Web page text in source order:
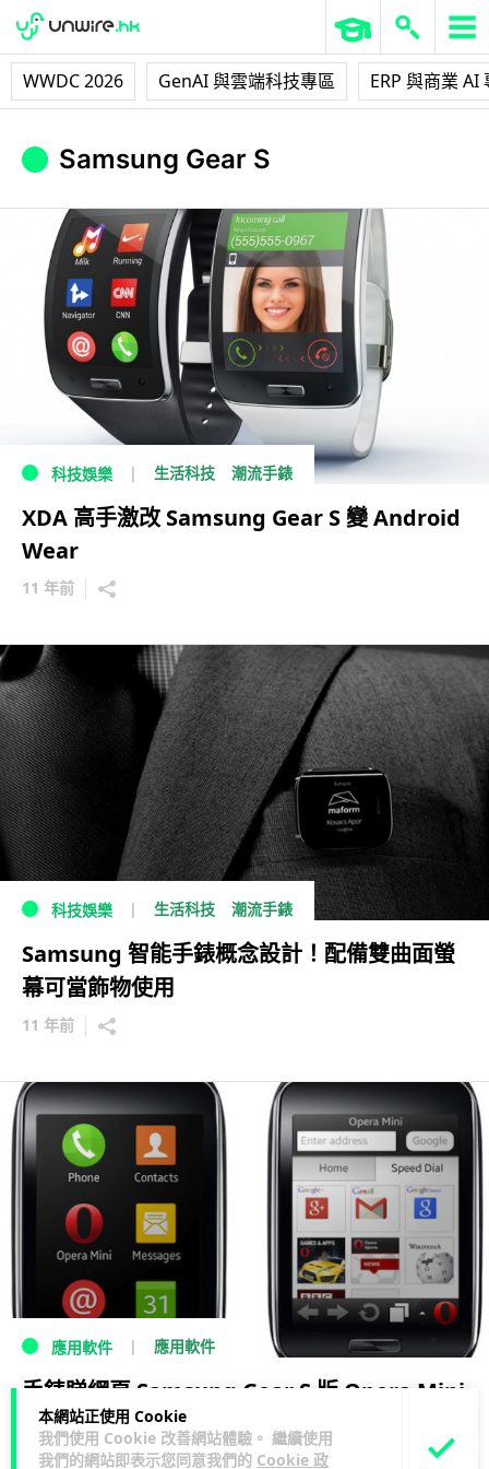
WWDC 2026 GenAI 與雲端科技專區 ERP 與商業 AI
本網站正使用 Cookie
我們使用 Cookie 改善網站體驗。 繼續使用
我們的網站即表示您同意我們的 Cookie 政
Samsung Gear S
科技娛樂 生活科技 潮流手錶
XDA 高手激改 Samsung Gear S 變 Android
Wear
11 年前
科技娛樂 生活科技 潮流手錶
Samsung 智能手錶概念設計！配備雙曲面螢
幕可當飾物使用
11 年前
應用軟件 應用軟件
手錶睇網頁 Samsung Gear S 版 Opera Mini
登場
12 年前